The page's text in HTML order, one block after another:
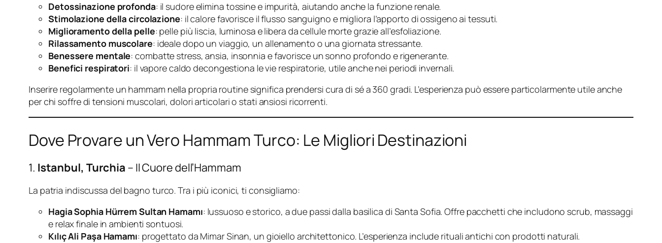
Detossinazione profonda: il sudore elimina tossine e impurità, aiutando anche la funzione renale.
Stimolazione della circolazione: il calore favorisce il flusso sanguigno e migliora l’apporto di ossigeno ai tessuti.
Miglioramento della pelle: pelle più liscia, luminosa e libera da cellule morte grazie all’esfoliazione.
Rilassamento muscolare: ideale dopo un viaggio, un allenamento o una giornata stressante.
Benessere mentale: combatte stress, ansia, insonnia e favorisce un sonno profondo e rigenerante.
Benefici respiratori: il vapore caldo decongestiona le vie respiratorie, utile anche nei periodi invernali.
Inserire regolarmente un hammam nella propria routine significa prendersi cura di sé a 360 gradi. L’esperienza può essere particolarmente utile anche
per chi soffre di tensioni muscolari, dolori articolari o stati ansiosi ricorrenti.
Dove Provare un Vero Hammam Turco: Le Migliori Destinazioni
1. Istanbul, Turchia – Il Cuore dell’Hammam
La patria indiscussa del bagno turco. Tra i più iconici, ti consigliamo:
Hagia Sophia Hürrem Sultan Hamamı: lussuoso e storico, a due passi dalla basilica di Santa Sofia. Offre pacchetti che includono scrub, massaggi
e relax finale in ambienti sontuosi.
Kılıç Ali Paşa Hamamı: progettato da Mimar Sinan, un gioiello architettonico. L’esperienza include rituali antichi con prodotti naturali.